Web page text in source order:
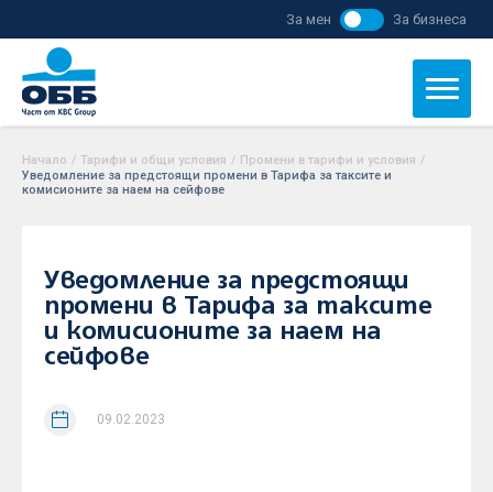
За мен За бизнеса
Начало / Тарифи и общи условия / Промени в тарифи и условия /
Уведомление за предстоящи промени в Тарифа за таксите и
комисионите за наем на сейфове
Уведомление за предстоящи
промени в Тарифа за таксите
и комисионите за наем на
сейфове
09.02.2023